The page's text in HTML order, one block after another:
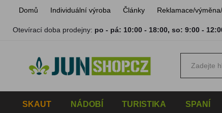
Domů Individuální výroba Články Reklamace/
Otevírací doba prodejny: po - pá: 10:00 - 18:00,so: 9:00 -
SKAUT NÁDOBÍ TURISTIKA SPANÍ